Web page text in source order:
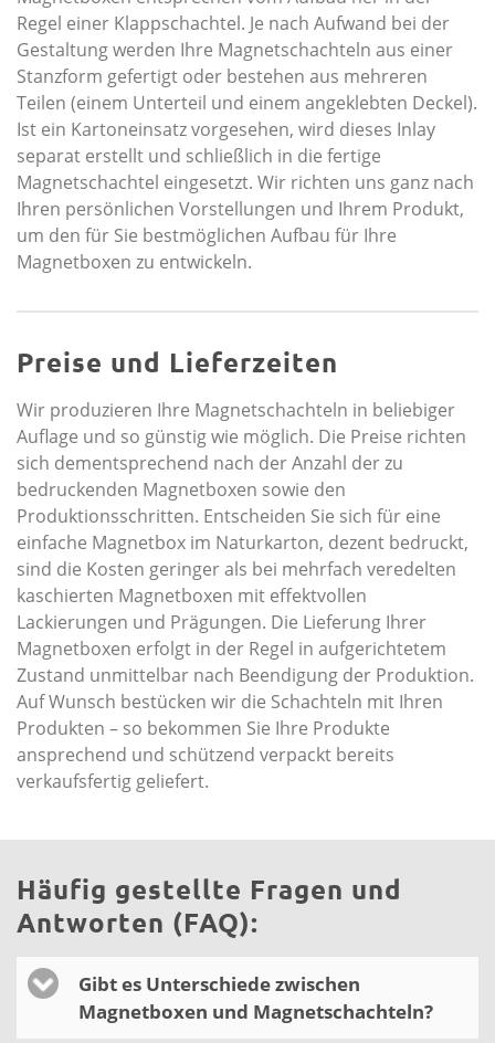
Regel einer Klappschachtel. Je nach Aufwand bei der
Gestaltung werden Ihre Magnetschachteln aus einer
Stanzform gefertigt oder bestehen aus mehreren
Teilen (einem Unterteil und einem angeklebten Deckel).
Ist ein Kartoneinsatz vorgesehen, wird dieses Inlay
separat erstellt und schließlich in die fertige
Magnetschachtel eingesetzt. Wir richten uns ganz nach
Ihren persönlichen Vorstellungen und Ihrem Produkt,
um den für Sie bestmöglichen Aufbau für Ihre
Magnetboxen zu entwickeln.
Preise und Lieferzeiten
Wir produzieren Ihre Magnetschachteln in beliebiger
Auflage und so günstig wie möglich. Die Preise richten
sich dementsprechend nach der Anzahl der zu
bedruckenden Magnetboxen sowie den
Produktionsschritten. Entscheiden Sie sich für eine
einfache Magnetbox im Naturkarton, dezent bedruckt,
sind die Kosten geringer als bei mehrfach veredelten
kaschierten Magnetboxen mit effektvollen
Lackierungen und Prägungen. Die Lieferung Ihrer
Magnetboxen erfolgt in der Regel in aufgerichtetem
Zustand unmittelbar nach Beendigung der Produktion.
Auf Wunsch bestücken wir die Schachteln mit Ihren
Produkten – so bekommen Sie Ihre Produkte
ansprechend und schützend verpackt bereits
verkaufsfertig geliefert.
Häufig gestellte Fragen und
Antworten (FAQ):
Gibt es Unterschiede zwischen
Magnetboxen und Magnetschachteln?